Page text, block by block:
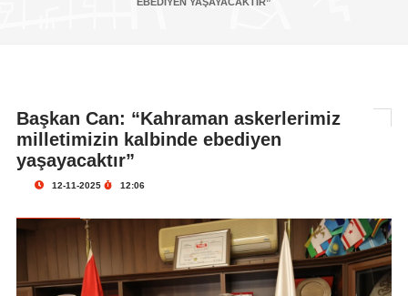
Başkan Can: “Kahraman askerlerimiz
milletimizin kalbinde ebediyen
yaşayacaktır”
12-11-2025 12:06